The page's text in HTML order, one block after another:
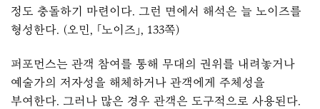
정도 충돌하기 마련이다. 그런 면에서 해석은 늘 노이즈를
형성한다. (오민, 「노이즈」, 133쪽)
퍼포먼스는 관객 참여를 통해 무대의 권위를 내려놓거나
예술가의 저자성을 해체하거나 관객에게 주체성을
부여한다. 그러나 많은 경우 관객은 도구적으로 사용된다.